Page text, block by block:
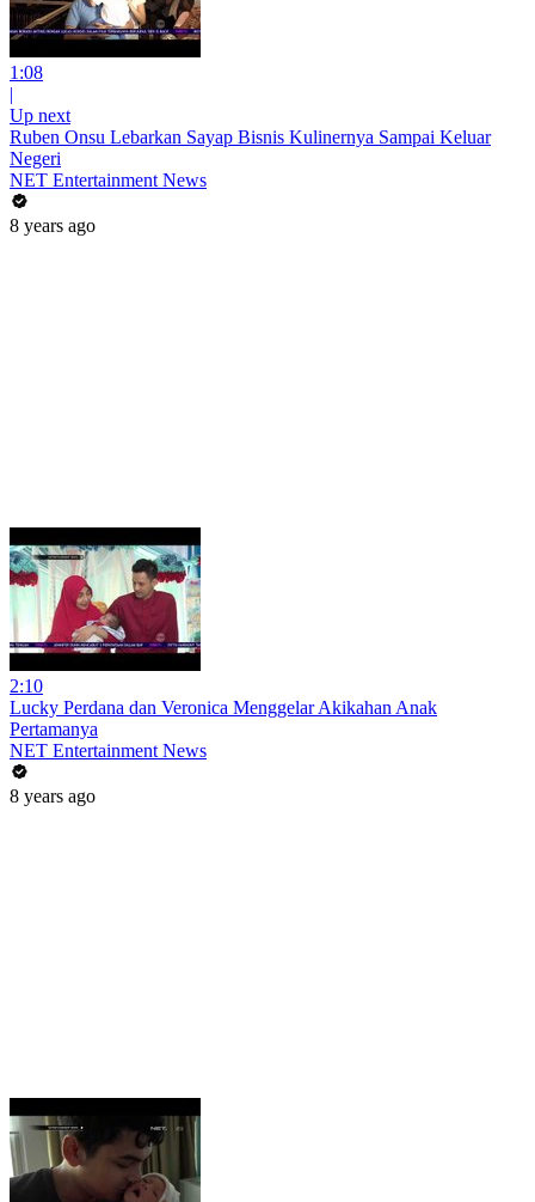
1:08
|
Up next
Ruben Onsu Lebarkan Sayap Bisnis Kulinernya Sampai Keluar
Negeri
NET Entertainment News
8 years ago
2:10
Lucky Perdana dan Veronica Menggelar Akikahan Anak
Pertamanya
NET Entertainment News
8 years ago